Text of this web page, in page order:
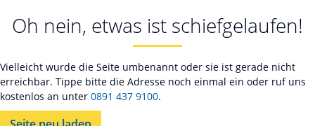
Oh nein, etwas ist schiefgelaufen!
Vielleicht wurde die Seite umbenannt oder sie ist gerade nicht
erreichbar. Tippe bitte die Adresse noch einmal ein oder ruf uns
kostenlos an unter 0891 437 9100.